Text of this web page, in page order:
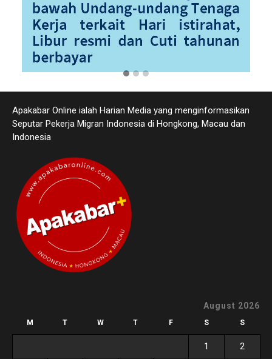
Apakabar Online ialah Harian Media yang menginformasikan
Seputar Pekerja Migran Indonesia di Hongkong, Macau dan
Indonesia
August 2026
M T W T F S S
1 2